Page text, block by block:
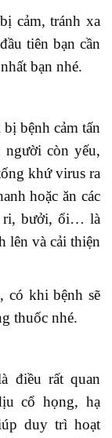
cảm, tránh xa
tiên bạn cần
bạn nhé.
bệnh cảm tấn
còn yếu,
khứ virus ra
hoặc ăn các
ri, bưởi, ổi… là
lên và cải thiện
có khi bệnh sẽ
thuốc nhé.
điều rất quan
cổ họng, hạ
duy trì hoạt